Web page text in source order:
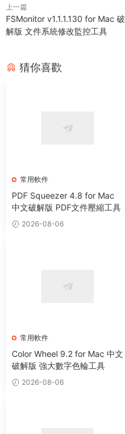
上一篇
FSMonitor v1.1.1.130 for Mac 破
解版 文件系統修改監控工具
猜你喜歡
常用軟件
PDF Squeezer 4.8 for Mac
中文破解版 PDF文件壓縮工具
2026-08-06
常用軟件
Color Wheel 9.2 for Mac 中文
破解版 強大數字色輪工具
2026-08-06